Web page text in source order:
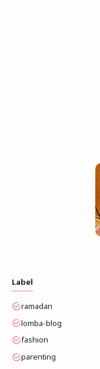
Label
ramadan
lomba-blog
fashion
parenting